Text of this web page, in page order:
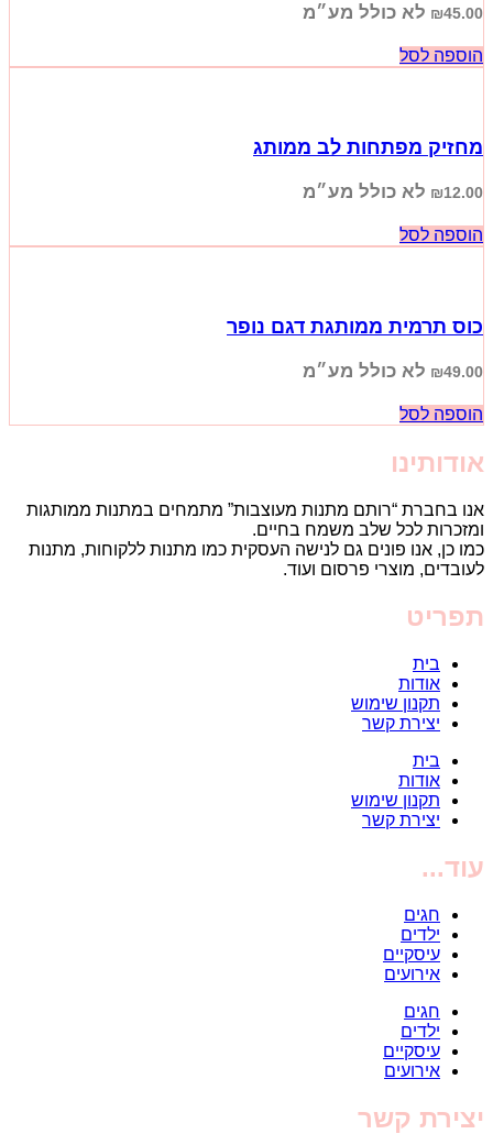
₪45.00 לא כולל מע״מ
הוספה לסל
מחזיק מפתחות לב ממותג
₪12.00 לא כולל מע״מ
הוספה לסל
כוס תרמית ממותגת דגם נופר
₪49.00 לא כולל מע״מ
הוספה לסל
אודותינו
אנו בחברת “רותם מתנות מעוצבות” מתמחים במתנות ממותגות
ומזכרות לכל שלב משמח בחיים.
כמו כן, אנו פונים גם לנישה העסקית כמו מתנות ללקוחות, מתנות
לעובדים, מוצרי פרסום ועוד.
תפריט
בית
אודות
תקנון שימוש
יצירת קשר
בית
אודות
תקנון שימוש
יצירת קשר
עוד...
חגים
ילדים
עיסקיים
אירועים
חגים
ילדים
עיסקיים
אירועים
יצירת קשר